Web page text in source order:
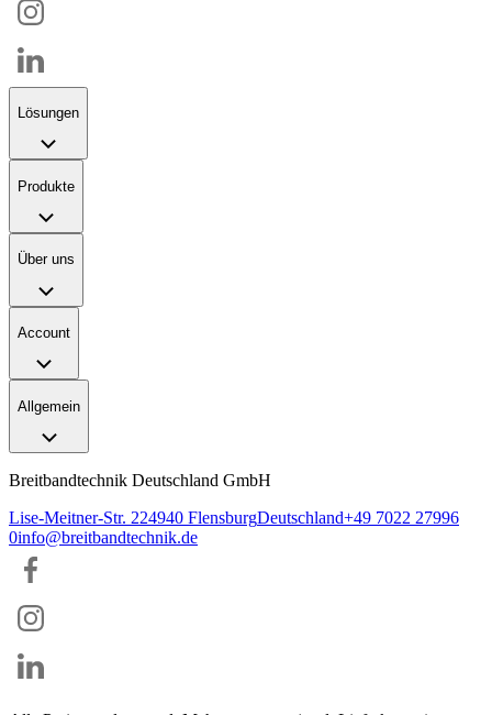
Lösungen
Produkte
Über uns
Account
Allgemein
Breitbandtechnik Deutschland GmbH
Lise-Meitner-Str. 224940 FlensburgDeutschland+49 7022 27996
0info@breitbandtechnik.de